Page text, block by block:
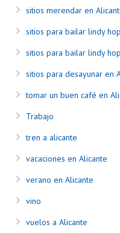
sitios merendar en
sitios para bailar lindy
sitios para bailar lindy
sitios para desayunar en
tomar un buen café en
Trabajo
tren a alicante
vacaciones en Alicante
verano en Alicante
vino
vuelos a Alicante